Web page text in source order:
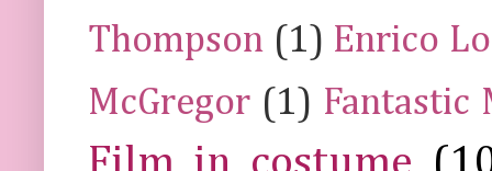
Thompson (1) Enrico
McGregor (1) Fantastic